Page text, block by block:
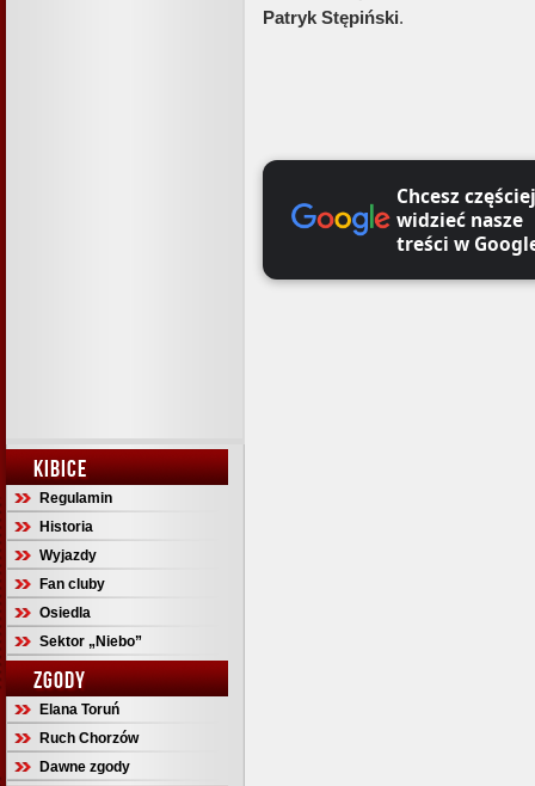
KIBICE
Regulamin
Historia
Wyjazdy
Fan cluby
Osiedla
Sektor „Niebo”
ZGODY
Elana Toruń
Ruch Chorzów
Dawne zgody
Patryk Stępiński.
Chcesz częściej
widzieć nasze
treści w